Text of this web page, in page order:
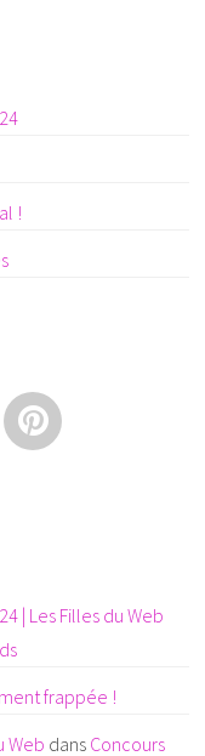
!
| Les Filles du Web
frappée !
Web dans Concours